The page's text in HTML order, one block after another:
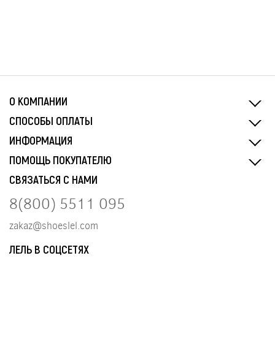
О КОМПАНИИ
СПОСОБЫ ОПЛАТЫ
ИНФОРМАЦИЯ
ПОМОЩЬ ПОКУПАТЕЛЮ
СВЯЗАТЬСЯ С НАМИ
8(800) 5511 095
zakaz@shoeslel.com
ЛЕЛЬ В СОЦСЕТЯХ